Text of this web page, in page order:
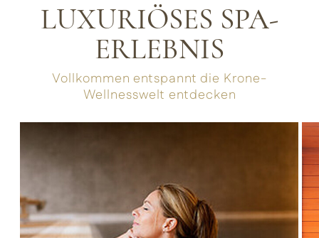
LUXURIÖSES SPA-
ERLEBNIS
Vollkommen entspannt die Krone-
Wellnesswelt entdecken